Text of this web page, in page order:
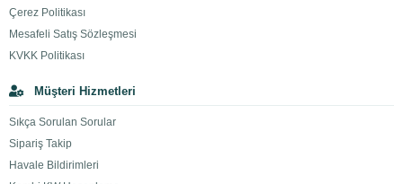
Çerez Politikası
Mesafeli Satış Sözleşmesi
KVKK Politikası
Müşteri Hizmetleri
Sıkça Sorulan Sorular
Sipariş Takip
Havale Bildirimleri